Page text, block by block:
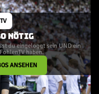
NÖTIG
du eingeloggt sein UND ein
haben.
ANSEHEN